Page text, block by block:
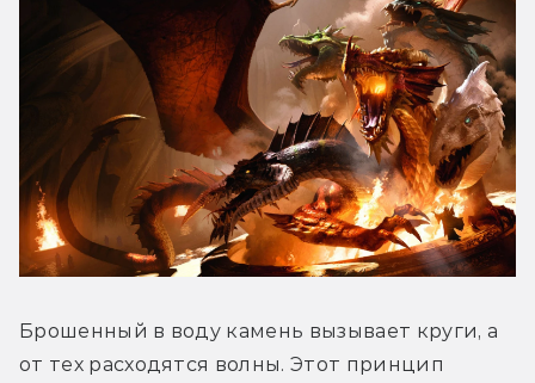
Брошенный в воду камень вызывает круги, а
от тех расходятся волны. Этот принцип